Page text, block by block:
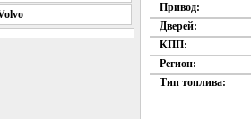
Привод:
Дверей:
КПП:
Регион:
Тип топлива: